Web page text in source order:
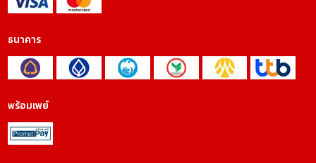
ธนาคาร
พร้อมเพย์